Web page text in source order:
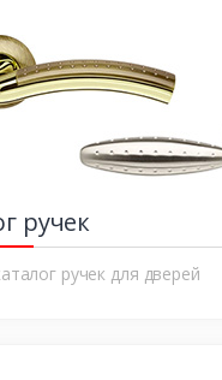
ручек
ручек для дверей